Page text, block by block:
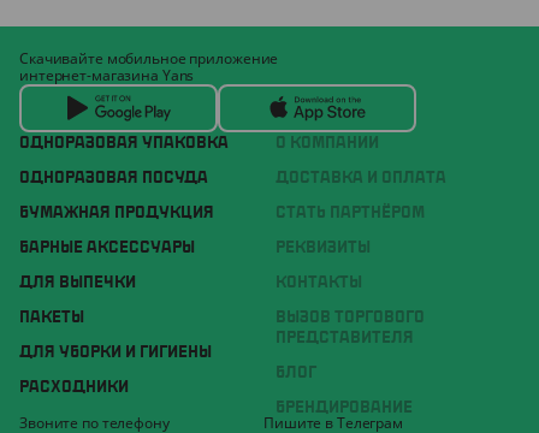
ОДНОРАЗОВАЯ УПАКОВКА
ОДНОРАЗОВАЯ ПОСУДА
БУМАЖНАЯ ПРОДУКЦИЯ
БАРНЫЕ АКСЕССУАРЫ
ДЛЯ ВЫПЕЧКИ
ПАКЕТЫ
ДЛЯ УБОРКИ И ГИГИЕНЫ
РАСХОДНИКИ
О КОМПАНИИ
ДОСТАВКА И ОПЛАТА
СТАТЬ ПАРТНЁРОМ
РЕКВИЗИТЫ
КОНТАКТЫ
ВЫЗОВ ТОРГОВОГО
ПРЕДСТАВИТЕЛЯ
БЛОГ
БРЕНДИРОВАНИЕ
Скачивайте мобильное приложение
интернет-магазина Yans
Звоните по телефону Пишите в Телеграм